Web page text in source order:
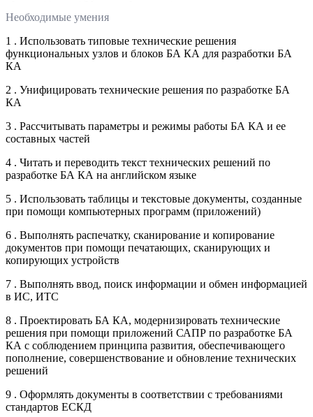
Необходимые умения
1 . Использовать типовые технические решения
функциональных узлов и блоков БА КА для разработки БА
КА
2 . Унифицировать технические решения по разработке БА
КА
3 . Рассчитывать параметры и режимы работы БА КА и ее
составных частей
4 . Читать и переводить текст технических решений по
разработке БА КА на английском языке
5 . Использовать таблицы и текстовые документы, созданные
при помощи компьютерных программ (приложений)
6 . Выполнять распечатку, сканирование и копирование
документов при помощи печатающих, сканирующих и
копирующих устройств
7 . Выполнять ввод, поиск информации и обмен информацией
в ИС, ИТС
8 . Проектировать БА КА, модернизировать технические
решения при помощи приложений САПР по разработке БА
КА с соблюдением принципа развития, обеспечивающего
пополнение, совершенствование и обновление технических
решений
9 . Оформлять документы в соответствии с требованиями
стандартов ЕСКД